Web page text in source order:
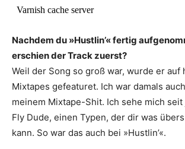
Nachdem du »Hustlin’« fertig
erschien der Track zuerst?
Weil der Song so groß war, wurde er auf
Mixtapes gefeaturet. Ich war damals
meinem Mixtape-Shit. Ich sehe mich
Fly Dude, einen Typen, der dir was
kann. So war das auch bei »Hustlin’«.